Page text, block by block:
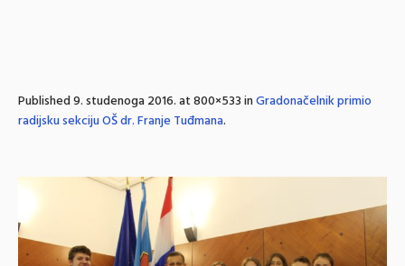
Published9. studenoga 2016.at 800×533 inGradonačelnik primio
radijsku sekciju OŠ dr. Franje Tuđmana.